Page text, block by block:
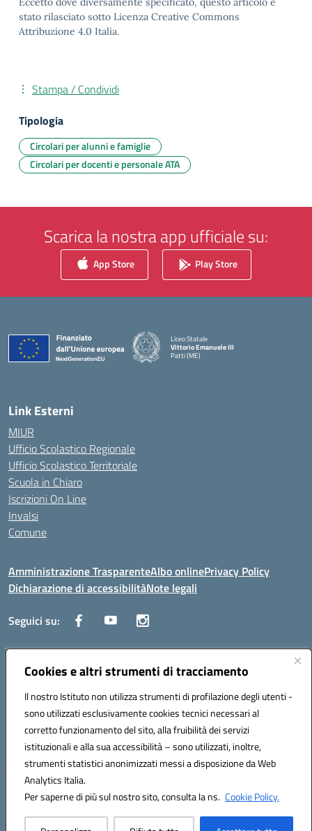
Cookies e altri strumenti di tracciamento
Il nostro Istituto non utilizza strumenti di profilazione degli utenti -
sono utilizzati esclusivamente cookies tecnici necessari al
corretto funzionamento del sito, alla fruibilità dei servizi
istituzionali e alla sua accessibilità – sono utilizzati, inoltre,
strumenti statistici anonimizzati messi a disposizione da Web
Analytics Italia.
Per saperne di più sul nostro sito, consulta la ns. Cookie Policy.
stato rilasciato sotto Licenza Creative Commons
Attribuzione 4.0 Italia.
Stampa / Condividi
Tipologia
Circolari per alunni e famiglie
Circolari per docenti e personale ATA
Scarica la nostra app ufficiale su:
App Store Play Store
Liceo Statale
Vittorio Emanuele III
Patti (ME)
Link Esterni
MIUR
Ufficio Scolastico Regionale
Ufficio Scolastico Territoriale
Scuola in Chiaro
Iscrizioni On Line
Invalsi
Comune
Amministrazione TrasparenteAlbo onlinePrivacy Policy
Dichiarazione di accessibilitàNote legali
Seguici su:
Indirizzo:Via Trieste, 43 – 98066 Patti (ME)
Posta elettronica certificata (PEC):mepc060006@pec.istruzione.it
Codice fiscale: 86000610831
Codice meccanografico: MEPC060006
Hosting & Powered by 3D Solution S.r.l.
Concept & Design by Designers Italia